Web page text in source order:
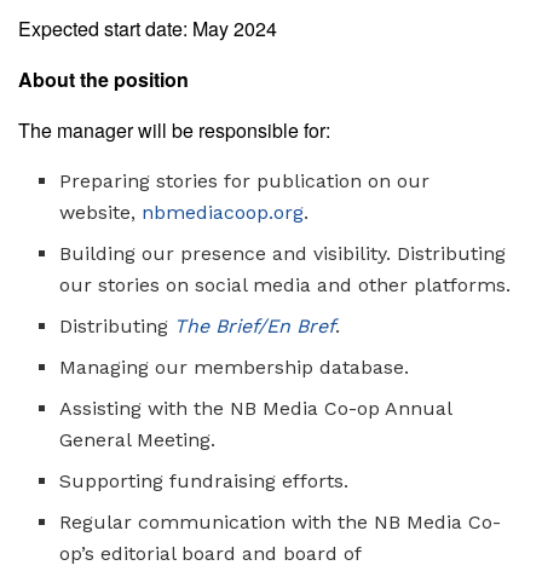
Expected start date: May 2024
About the position
The manager will be responsible for:
Preparing stories for publication on our
website, nbmediacoop.org.
Building our presence and visibility. Distributing
our stories on social media and other platforms.
Distributing The Brief/En Bref.
Managing our membership database.
Assisting with the NB Media Co-op Annual
General Meeting.
Supporting fundraising efforts.
Regular communication with the NB Media Co-
op’s editorial board and board of